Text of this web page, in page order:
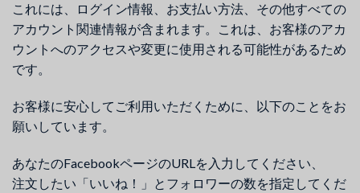
これには、ログイン情報、お支払い方法、その他すべての
アカウント関連情報が含まれます。これは、お客様のアカ
ウントへのアクセスや変更に使用される可能性があるため
です。
お客様に安心してご利用いただくために、以下のことをお
願いしています。
あなたのFacebookページのURLを入力してください、
注文したい「いいね！」とフォロワーの数を指定してくだ